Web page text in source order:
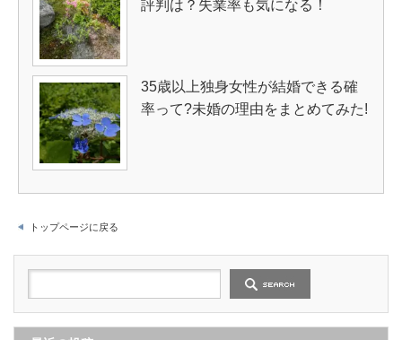
評判は？失業率も気になる！
35歳以上独身女性が結婚できる確
率って?未婚の理由をまとめてみた!
トップページに戻る